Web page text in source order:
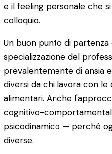
e il feeling personale che
colloquio.
Un buon punto di
specializzazione del
prevalentemente di ansia
diversi da chi lavora con
alimentari. Anche
cognitivo-
psicodinamico — perché
diverse.